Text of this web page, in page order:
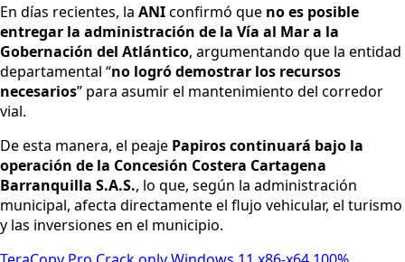
En días recientes, la ANIconfirmó que no es posible
entregar la administración de la Vía al Mar a la
Gobernación del Atlántico, argumentando que la entidad
departamental “no logró demostrar los recursos
necesarios” para asumir el mantenimiento del corredor
vial.
De esta manera, el peaje Papiros continuará bajo la
operación de la Concesión Costera Cartagena
Barranquilla S.A.S., lo que, según la administración
municipal, afecta directamente el flujo vehicular, el turismo
y las inversiones en el municipio.